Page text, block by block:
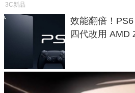
3C新品
效能翻倍！
四代改用 AMD